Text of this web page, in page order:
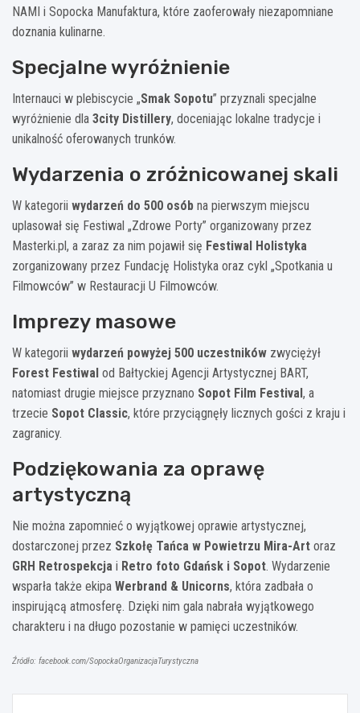
NAMI i Sopocka Manufaktura, które zaoferowały niezapomniane
doznania kulinarne.
Specjalne wyróżnienie
Internauci w plebiscycie „Smak Sopotu” przyznali specjalne
wyróżnienie dla 3city Distillery, doceniając lokalne tradycje i
unikalność oferowanych trunków.
Wydarzenia o zróżnicowanej skali
W kategorii wydarzeń do 500 osób na pierwszym miejscu
uplasował się Festiwal „Zdrowe Porty” organizowany przez
Masterki.pl, a zaraz za nim pojawił się Festiwal Holistyka
zorganizowany przez Fundację Holistyka oraz cykl „Spotkania u
Filmowców” w Restauracji U Filmowców.
Imprezy masowe
W kategorii wydarzeń powyżej 500 uczestników zwyciężył
Forest Festiwal od Bałtyckiej Agencji Artystycznej BART,
natomiast drugie miejsce przyznano Sopot Film Festival, a
trzecie Sopot Classic, które przyciągnęły licznych gości z kraju i
zagranicy.
Podziękowania za oprawę
artystyczną
Nie można zapomnieć o wyjątkowej oprawie artystycznej,
dostarczonej przez Szkołę Tańca w Powietrzu Mira-Art oraz
GRH Retrospekcja i Retro foto Gdańsk i Sopot. Wydarzenie
wsparła także ekipa Werbrand & Unicorns, która zadbała o
inspirującą atmosferę. Dzięki nim gala nabrała wyjątkowego
charakteru i na długo pozostanie w pamięci uczestników.
Źródło: facebook.com/SopockaOrganizacjaTurystyczna